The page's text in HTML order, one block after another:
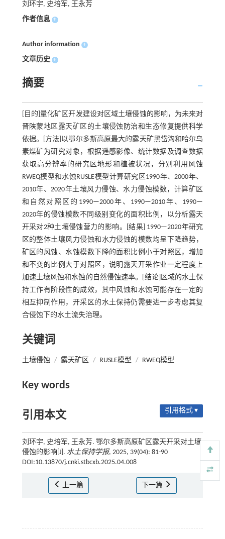
刘环宇, 史培军, 王永芳
作者信息 +
Author information +
文章历史 +
摘要
[目的]量化矿区开发建设对区域土壤侵蚀的影响，为未来对
晋陕蒙地区露天矿区的土壤侵蚀防治和生态修复提供科学
依据。[方法]以鄂尔多斯高原最大的露天矿黑岱沟和哈尔乌
素煤矿为研究对象，根据遥感影像、统计数据及调查数据
获取高分辨率的研究区地形和植被状况，分别利用风蚀
RWEQ模型和水蚀RUSLE模型计算研究区1990年、2000年、
2010年、2020年土壤风力侵蚀、水力侵蚀模数，计算矿区
和自然对照区的1990—2000年、1990—2010年、1990—
2020年的侵蚀模数不同级别变化的面积比例，以分析露天
开采对2种土壤侵蚀营力的影响。[结果] 1990—2020年研究
区的整体土壤风力侵蚀和水力侵蚀的模数均呈下降趋势，
矿区的风蚀、水蚀模数下降的面积比例小于对照区，增加
和不变的比例大于对照区，说明露天开采作业一定程度上
加速土壤风蚀和水蚀的自然侵蚀速率。[结论]区域的水土保
持工作有阶段性的成效，其中风蚀和水蚀可能存在一定的
相互抑制作用，开采区的水土保持仍需要进一步考虑其复
合侵蚀下的水土流失治理。
关键词
土壤侵蚀 / 露天矿区 / RUSLE模型 / RWEQ模型
Key words
引用本文 引用格式 ▾
刘环宇, 史培军, 王永芳. 鄂尔多斯高原矿区露天开采对土壤
侵蚀的影响[J]. 水土保持学报, 2025, 39(04): 81-90
DOI:10.13870/j.cnki.stbcxb.2025.04.008
上一篇 下一篇